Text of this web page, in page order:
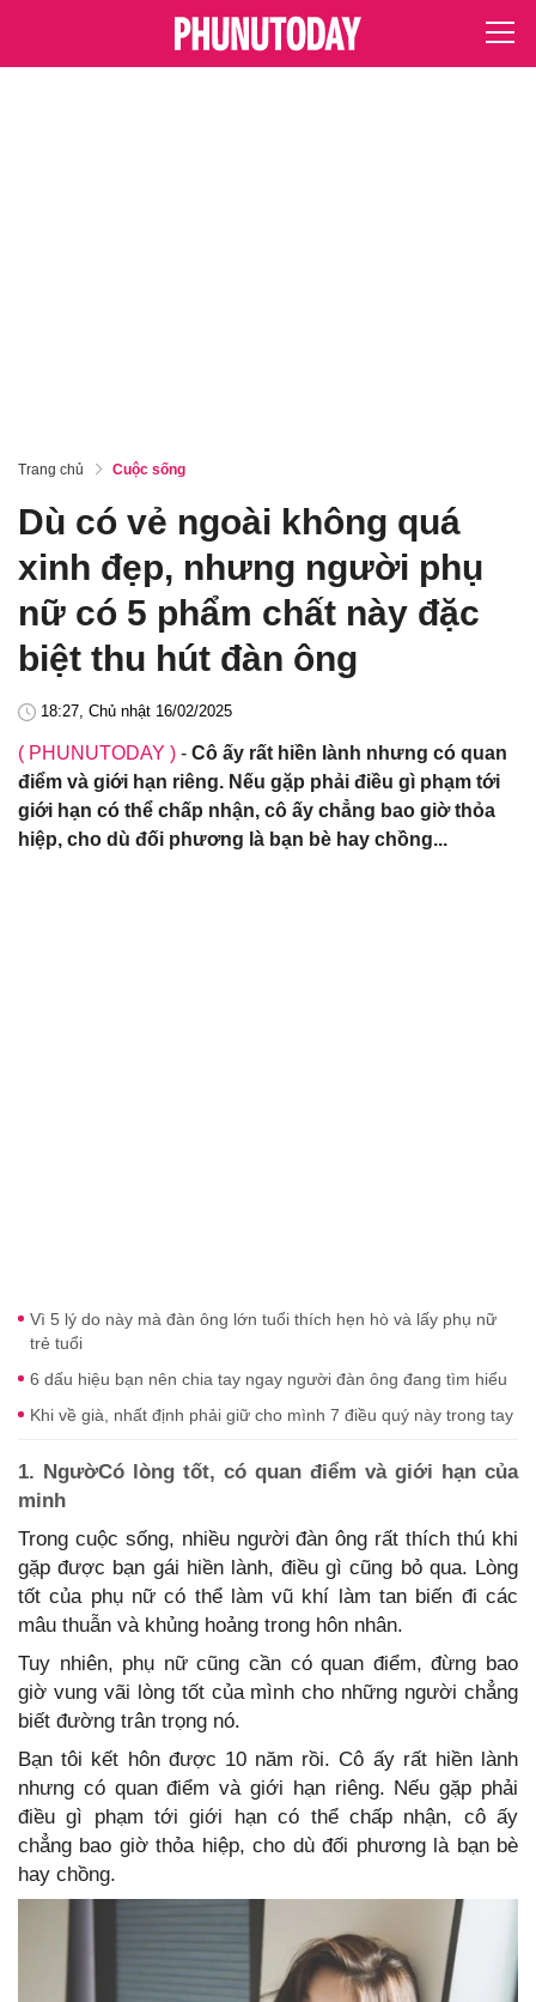
Trang chủ Cuộc sống
Dù có vẻ ngoài không quá
xinh đẹp, nhưng người phụ
nữ có 5 phẩm chất này đặc
biệt thu hút đàn ông
18:27, Chủ nhật 16/02/2025
( PHUNUTODAY ) - Cô ấy rất hiền lành nhưng có quan
điểm và giới hạn riêng. Nếu gặp phải điều gì phạm tới
giới hạn có thể chấp nhận, cô ấy chẳng bao giờ thỏa
hiệp, cho dù đối phương là bạn bè hay chồng...
Vì 5 lý do này mà đàn ông lớn tuổi thích hẹn hò và lấy phụ nữ
trẻ tuổi
6 dấu hiệu bạn nên chia tay ngay người đàn ông đang tìm hiểu
Khi về già, nhất định phải giữ cho mình 7 điều quý này trong tay
1. NgườCó lòng tốt, có quan điểm và giới hạn của
minh
Trong cuộc sống, nhiều người đàn ông rất thích thú khi
gặp được bạn gái hiền lành, điều gì cũng bỏ qua. Lòng
tốt của phụ nữ có thể làm vũ khí làm tan biến đi các
mâu thuẫn và khủng hoảng trong hôn nhân.
Tuy nhiên, phụ nữ cũng cần có quan điểm, đừng bao
giờ vung vãi lòng tốt của mình cho những người chẳng
biết đường trân trọng nó.
Bạn tôi kết hôn được 10 năm rồi. Cô ấy rất hiền lành
nhưng có quan điểm và giới hạn riêng. Nếu gặp phải
điều gì phạm tới giới hạn có thể chấp nhận, cô ấy
chẳng bao giờ thỏa hiệp, cho dù đối phương là bạn bè
hay chồng.